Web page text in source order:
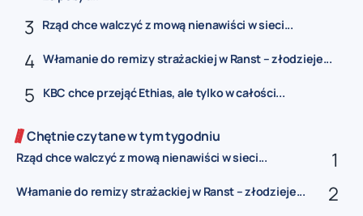
Rząd chce walczyć z mową nienawiści w sieci...
Włamanie do remizy strażackiej w Ranst – złodzieje...
KBC chce przejąć Ethias, ale tylko w całości...
Chętnie czytane w tym tygodniu
Rząd chce walczyć z mową nienawiści w sieci...
Włamanie do remizy strażackiej w Ranst – złodzieje...